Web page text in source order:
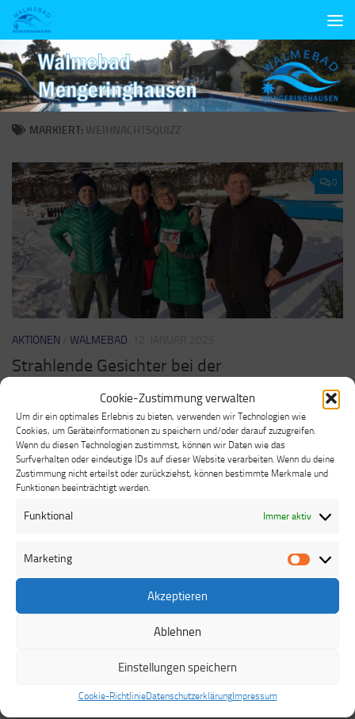
Cookie-Zustimmung verwalten
Um dir ein optimales Erlebnis zu bieten, verwenden wir Technologien wie
Cookies, um Geräteinformationen zu speichern und/oder darauf zuzugreifen.
Wenn du diesen Technologien zustimmst, können wir Daten wie das
Surfverhalten oder eindeutige IDs auf dieser Website verarbeiten. Wenn du deine
Zustimmung nicht erteilst oder zurückziehst, können bestimmte Merkmale und
Funktionen beeinträchtigt werden.
Funktional Immer aktiv
Marketing
Akzeptieren
Ablehnen
Einstellungen speichern
Cookie-RichtlinieDatenschutzerklärungImpressum
Unter dem Inhalt
MARKIERT: WEIHNACHTSQUIZZ
0
AKTIONEN WALMEBAD
Strahlende Gesichter bei der
Gewinnübergabe im Walmebad Arolsen-
Mengeringhausen
Am Samstag, den 11. Januar 2025, fand bei strahlendem
Sonnenschein und frostigen Temperaturen die feierliche
Übergabe des Hauptgewinns unseres Weihnachtsgewinnspiels
im Walmebad Arolsen-Mengeringhausen statt. Die glückliche
die Vorsitzenden Wolfgang Riehl und Simone Emde sowie die
Schriftführerin Diane Rauch anwesend. “Der Sommer kann
kommen”, strahlte Renate Franke, die mit ihren richtigen
Antworten den Hauptgewinn erzielte. Wir gratulieren Renate
WhatsApp
Teilen